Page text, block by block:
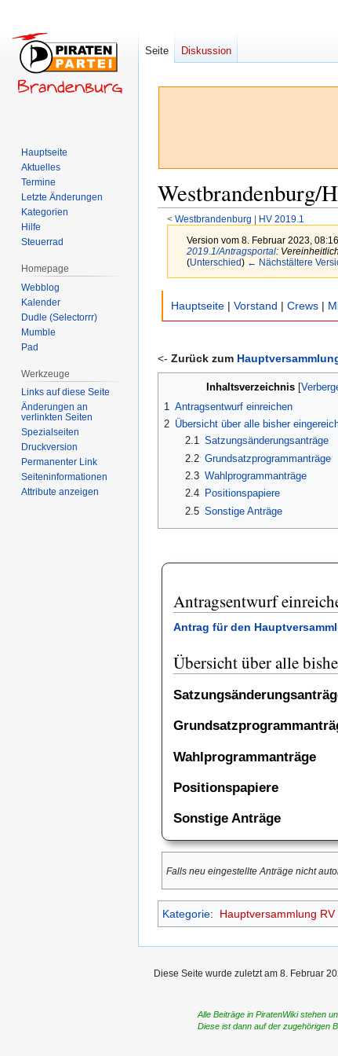
Westbrandenburg/
< Westbrandenburg ‎ | HV 2019.1
Version vom 8. Februar 2023,
2019.1/Antragsportal:
(Unterschied) ← Nächstältere
Navigation
Hauptseite | Vorstand | Crews |
<- Zurück zum
Inhaltsverzeichnis
1 Antragsentwurf einreichen
2 Übersicht über alle bisher
2.1 Satzungsänderungsanträge
2.2 Grundsatzprogrammanträge
2.3 Wahlprogrammanträge
2.4
Positionspapiere
2.5 Sonstige Anträge
Antragsentwurf
Antrag für den
Übersicht über alle
Wahlprogrammanträge
Positionspapiere
Sonstige Anträge
Falls neu eingestellte Anträge nicht
Kategorie: Hauptversammlung
Seite Diskussion
Hauptseite
Aktuelles
Termine
Letzte Änderungen
Kategorien
Hilfe
Steuerrad
Homepage
Webblog
Kalender
Dudle (Selectorrr)
Mumble
Pad
Werkzeuge
Links auf diese Seite
Änderungen an
verlinkten Seiten
Spezialseiten
Druckversion
Permanenter Link
Seiten­­informationen
Attribute anzeigen
Diese Seite wurde zuletzt am 8. Februar
Alle Beiträge in PiratenWiki stehen
Diese ist dann auf der zugehörigen